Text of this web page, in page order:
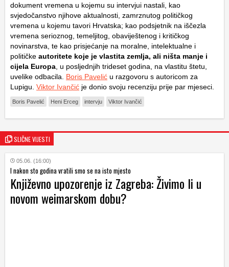
dokument vremena u kojemu su intervjui nastali, kao
svjedočanstvo njihove aktualnosti, zamrznutog političkog
vremena u kojemu tavori Hrvatska; kao podsjetnik na iščezla
vremena serioznog, temeljitog, obaviještenog i kritičkog
novinarstva, te kao prisjećanje na moralne, intelektualne i
političke autoritete koje je vlastita zemlja, ali ništa manje i
cijela Europa, u posljednjih trideset godina, na vlastitu štetu,
uvelike odbacila. Boris Pavelić u razgovoru s autoricom za
Lupigu. Viktor Ivančić je donio svoju recenziju prije par mjeseci.
Boris Pavelić Heni Erceg intervju Viktor Ivančić
SLIČNE VIJESTI
05.06. (16:00)
I nakon sto godina vratili smo se na isto mjesto
Književno upozorenje iz Zagreba: Živimo li u
novom weimarskom dobu?